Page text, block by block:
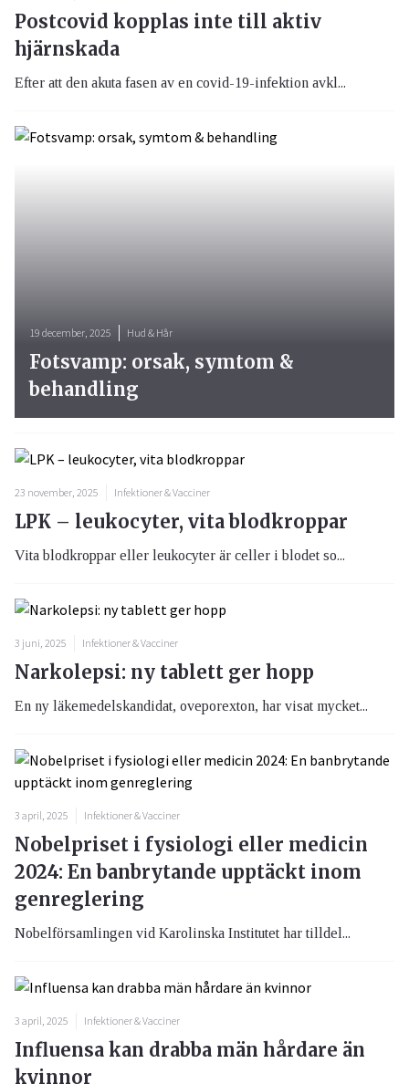
Postcovid kopplas inte till aktiv
hjärnskada
Efter att den akuta fasen av en covid-19-infektion avkl...
19 december, 2025 Hud & Hår
Fotsvamp: orsak, symtom &
behandling
23 november, 2025 Infektioner & Vacciner
LPK – leukocyter, vita blodkroppar
Vita blodkroppar eller leukocyter är celler i blodet so...
3 juni, 2025 Infektioner & Vacciner
Narkolepsi: ny tablett ger hopp
En ny läkemedelskandidat, oveporexton, har visat mycket...
3 april, 2025 Infektioner & Vacciner
Nobelpriset i fysiologi eller medicin
2024: En banbrytande upptäckt inom
genreglering
Nobelförsamlingen vid Karolinska Institutet har tilldel...
3 april, 2025 Infektioner & Vacciner
Influensa kan drabba män hårdare än
kvinnor